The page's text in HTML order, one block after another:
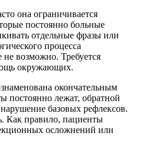
она ограничивается
постоянно больные
отдельные фразы или
процесса
не возможно. Требуется
окружающих.
окончательным
постоянно лежат, обратной
базовых рефлексов.
Как правило, пациенты
осложнений или